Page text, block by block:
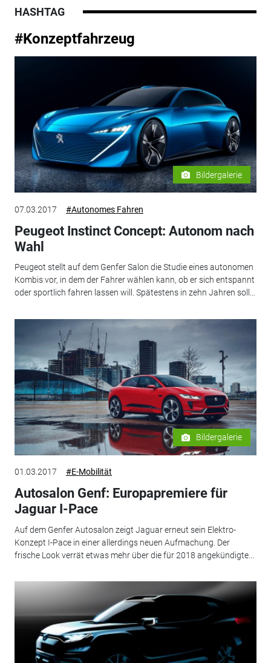
HASHTAG
#Konzeptfahrzeug
Bildergalerie
07.03.2017 #Autonomes Fahren
Peugeot Instinct Concept: Autonom nach
Wahl
Peugeot stellt auf dem Genfer Salon die Studie eines autonomen
Kombis vor, in dem der Fahrer wählen kann, ob er sich entspannt
oder sportlich fahren lassen will. Spätestens in zehn Jahren soll...
Bildergalerie
01.03.2017 #E-Mobilität
Autosalon Genf: Europapremiere für
Jaguar I-Pace
Auf dem Genfer Autosalon zeigt Jaguar erneut sein Elektro-
Konzept I-Pace in einer allerdings neuen Aufmachung. Der
frische Look verrät etwas mehr über die für 2018 angekündigte...